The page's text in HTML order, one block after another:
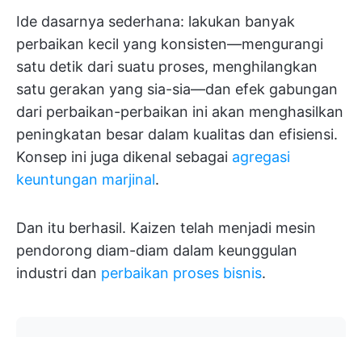
Ide dasarnya sederhana: lakukan banyak
perbaikan kecil yang konsisten—mengurangi
satu detik dari suatu proses, menghilangkan
satu gerakan yang sia-sia—dan efek gabungan
dari perbaikan-perbaikan ini akan menghasilkan
peningkatan besar dalam kualitas dan efisiensi.
Konsep ini juga dikenal sebagai agregasi
keuntungan marjinal.
Dan itu berhasil. Kaizen telah menjadi mesin
pendorong diam-diam dalam keunggulan
industri dan perbaikan proses bisnis.